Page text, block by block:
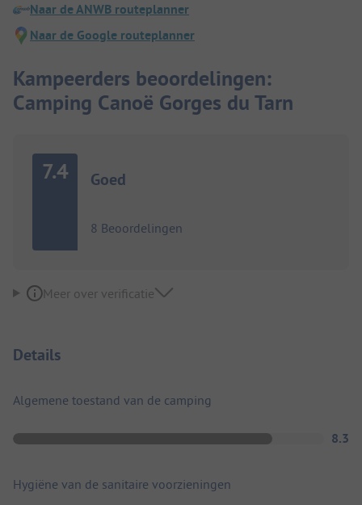
Naar de ANWB routeplanner
Naar de Google routeplanner
Kampeerders beoordelingen:
Camping Canoë Gorges du Tarn
7.4 Goed
8 Beoordelingen
Meer over verificatie
Details
Algemene toestand van de camping
8.3
Hygiëne van de sanitaire voorzieningen